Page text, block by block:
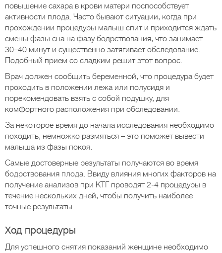
повышение сахара в крови матери поспособствует
активности плода. Часто бывают ситуации, когда при
прохождении процедуры малыш спит и приходится ждать
смены фазы сна на фазу бодрствования, что занимает
30–40 минут и существенно затягивает обследование.
Подобный прием со сладким решит этот вопрос.
Врач должен сообщить беременной, что процедура будет
проходить в положении лежа или полусидя и
порекомендовать взять с собой подушку, для
комфортного расположения при обследовании.
За некоторое время до начала исследования необходимо
походить, немножко размяться – это поможет вывести
малыша из фазы покоя.
Самые достоверные результаты получаются во время
бодрствования плода. Ввиду влияния многих факторов на
получение анализов при КТГ проводят 2-4 процедуры в
течение нескольких дней, чтобы получить наиболее
точные результаты.
Ход процедуры
Для успешного снятия показаний женщине необходимо